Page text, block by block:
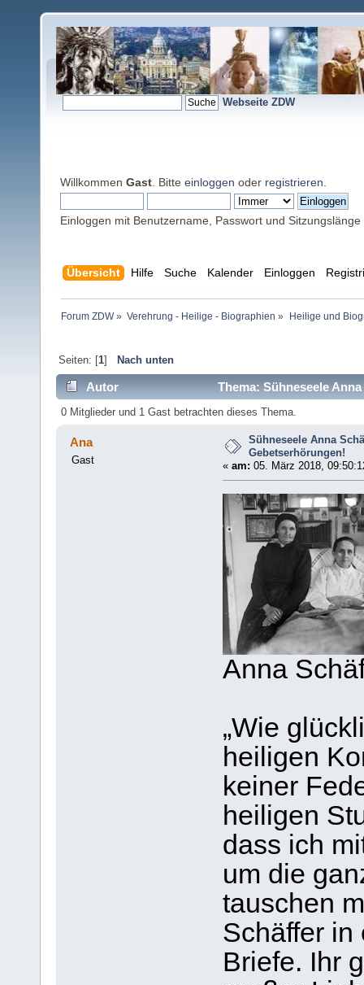
Webseite ZDW
Willkommen Gast . Bitte einloggen oder registrieren
Einloggen mit Benutzername, Passwort und Sitzungslänge
Übersicht Hilfe Suche Kalender Einloggen
Forum ZDW» Verehrung - Heilige - Biographien » Heilige und
Seiten: [1] Nach unten
Autor Thema: Sühneseele
0 Mitglieder und 1 Gast betrachten dieses Thema.
Ana
Gast
Sühneseele Anna
Gebetserhörungen!
« am: 05. März 2018,
Anna
„Wie
heiligen
keiner
heiligen
dass ich
um die
tauschen
Schäffer in
Briefe. Ihr